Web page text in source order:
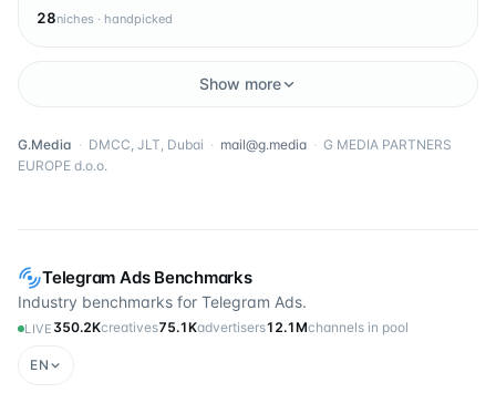
Telegram Ads Benchmarks
Industry benchmarks for Telegram Ads.
LIVE 350.2Kcreatives75.1Kadvertisers12.1Mchannels in pool
EN
28niches · handpicked
Show more
G.Media · DMCC, JLT, Dubai · mail@g.media · G MEDIA PARTNERS
EUROPE d.o.o.